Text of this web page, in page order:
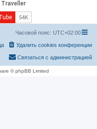
Часовой пояс: UTC+02:00
Удалить cookies конференции
Связаться с администрацией
© phpBB Limited